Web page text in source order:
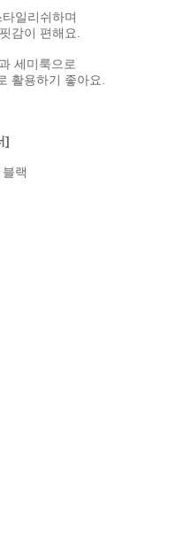
일리쉬하며
감이 편해요.
세미룩으로
활용하기 좋아요.
]
랙